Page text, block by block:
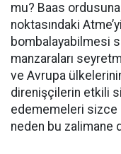
mu? Baas ordusuna
noktasındaki
bombalayabilmesi
manzaraları
ve Avrupa
direnişçilerin etkili
edememeleri sizce
neden bu zalimane